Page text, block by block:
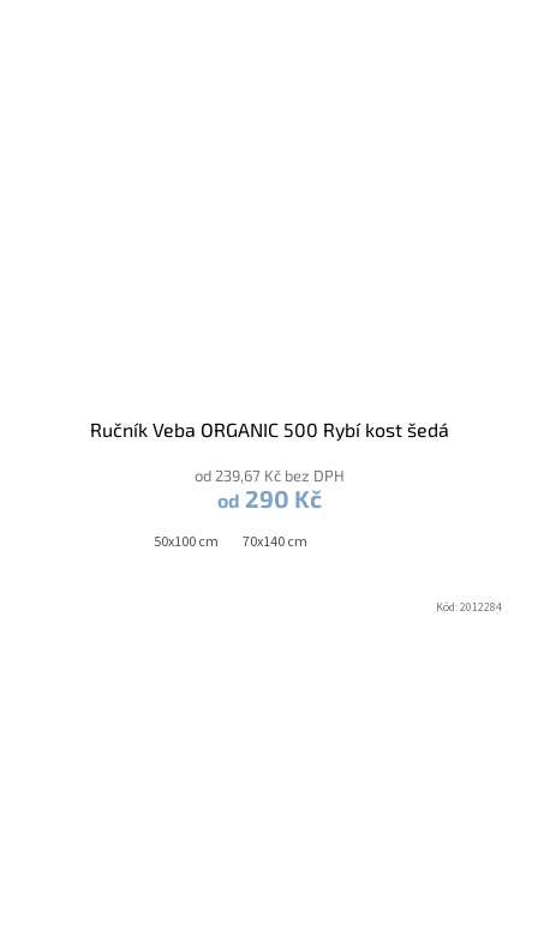
Ručník Veba ORGANIC 500 Rybí kost šedá
od 239,67 Kč bez DPH
od 290 Kč
50x100 cm 70x140 cm
Kód:2012284